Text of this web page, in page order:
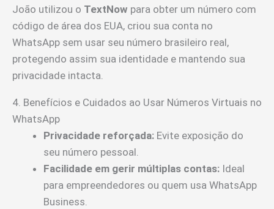
João utilizou o TextNow para obter um número com
código de área dos EUA, criou sua conta no
WhatsApp sem usar seu número brasileiro real,
protegendo assim sua identidade e mantendo sua
privacidade intacta.
4. Benefícios e Cuidados ao Usar Números Virtuais no
WhatsApp
Privacidade reforçada: Evite exposição do
seu número pessoal.
Facilidade em gerir múltiplas contas: Ideal
para empreendedores ou quem usa WhatsApp
Business.